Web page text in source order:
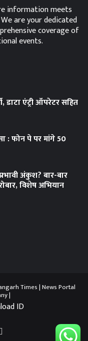
information meets
are your dedicated
coverage of
events.
डाटा एंट्री ऑपरेटर सहित
: फोन पे पर मांगे 50
अंकुश? बार-बार
विशेष अभियान
Times |News Portal
|
ID